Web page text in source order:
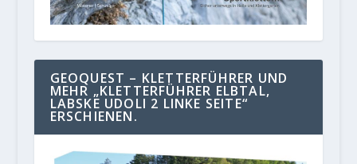
GEOQUEST – KLETTERFÜHRER UND
MEHR „KLETTERFÜHRER ELBTAL,
LABSKE UDOLI 2 LINKE SEITE“
ERSCHIENEN.